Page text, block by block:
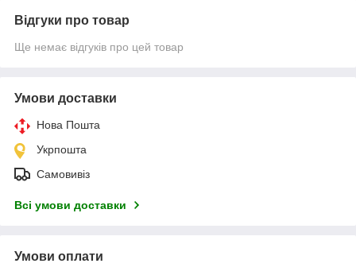
Відгуки про товар
Ще немає відгуків про цей товар
Умови доставки
Нова Пошта
Укрпошта
Самовивіз
Всі умови доставки
Умови оплати